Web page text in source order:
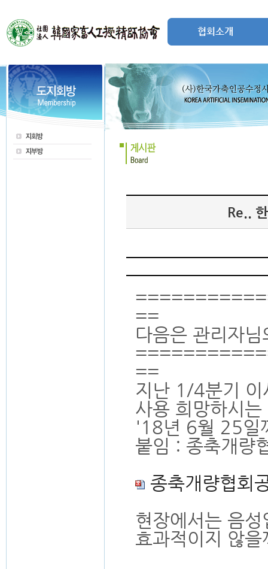
협회소개
Re..
==
다음은 관리자
==
지난 1/4분기 이
사용 희망하시
'18년 6월 25일
붙임 : 종축개량
종축개량협회
현장에서는 음
효과적이지 않을